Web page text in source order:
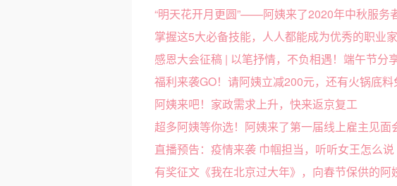
掌握这5大必备技能，人人都能成为优秀的职业
福利来袭GO！请阿姨立减200元，还有火锅底料
阿姨来吧！家政需求上升，快来返京复工
直播预告：疫情来袭 巾帼担当，听听女王怎么说